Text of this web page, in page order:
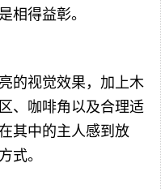
相得益彰。
的视觉效果，加上木
、咖啡角以及合理适
其中的主人感到放
式。